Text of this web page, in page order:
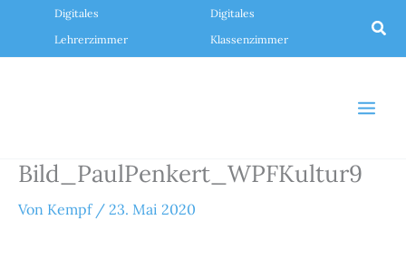
springen
Digitales
Lehrerzimmer
Digitales
Klassenzimmer
Bild_PaulPenkert_WPFKultur9
Von Kempf / 23. Mai 2020